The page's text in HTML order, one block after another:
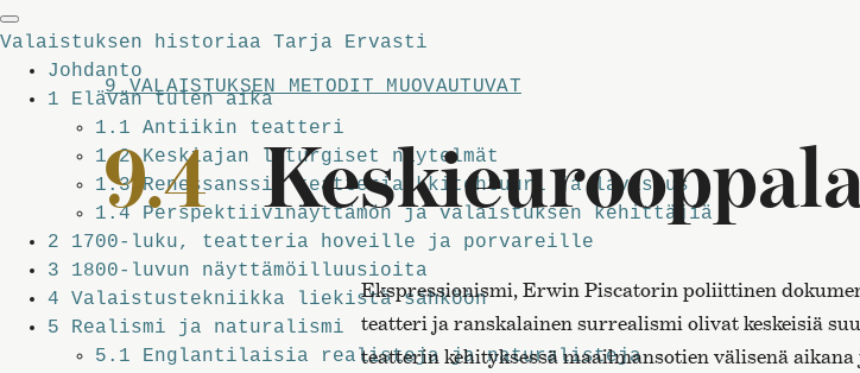
Valaistuksen historiaa
Tarja Ervasti
Johdanto
1 Elävän tulen aika
1.1 Antiikin teatteri
1.2Keskiajan liturgiset näytelmät
1.3Renessanssin teatteriarkkitehtuuri ja lavastus
1.4 Perspektiivinäyttämön ja valaistuksen kehittäjiä
2 1700-luku, teatteria hoveille ja porvareille
3 1800-luvun näyttämö­illuusioita
4 Valaistustekniikka liekistä sähköön
5 Realismi ja naturalismi
5.1 Englantilaisia realisteja ja naturalisteja
9 VALAISTUKSEN METODIT MUOVAUTUVAT
9.4
Ekspressionismi, Erwin Piscatorin poliittinen
teatteri ja ranskalainen surrealismi olivat keskeisiä
teatterin kehityksessä maailmansotien välisenä